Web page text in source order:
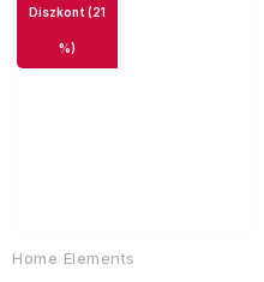
Home Elements
(21
%)